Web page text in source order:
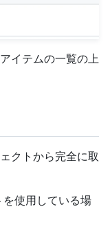
イテムの一覧の上
クトから完全に取
使用している場